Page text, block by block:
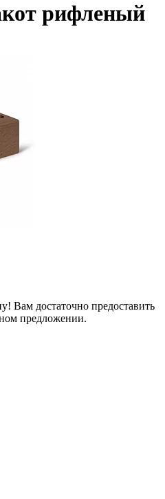
рифленый
Вам достаточно предоставить
предложении.